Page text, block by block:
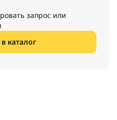
запрос или
каталог